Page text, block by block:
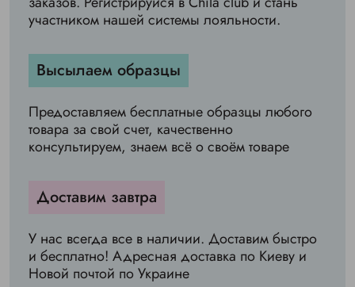
участником нашей системы лояльности.
Высылаем образцы
Предоставляем бесплатные образцы любого
товара за свой счет, качественно
консультируем, знаем всё о своём товаре
Доставим завтра
У нас всегда все в наличии. Доставим быстро
и бесплатно! Адресная доставка по Киеву и
Новой почтой по Украине